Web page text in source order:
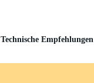
Technische Empfehlungen